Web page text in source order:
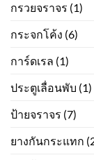
กรวยจราจร (1)
กระจกโค้ง (6)
การ์ดเรล (1)
ประตูเลื่อนพับ (1)
ป้ายจราจร (7)
ยางกันกระแทก